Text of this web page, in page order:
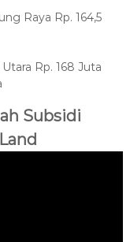
Raya Rp. 164,5
Rp. 168 Juta
Subsidi